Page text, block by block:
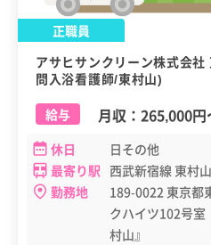
正職員
アサヒサンクリーン株式会
問入浴看護師/東村山)
給与
月収： 265,000円
休日
日その他
最寄り駅 西武新宿線 東村
勤務地
189-0022 東京都
クハイツ102号室
村山』